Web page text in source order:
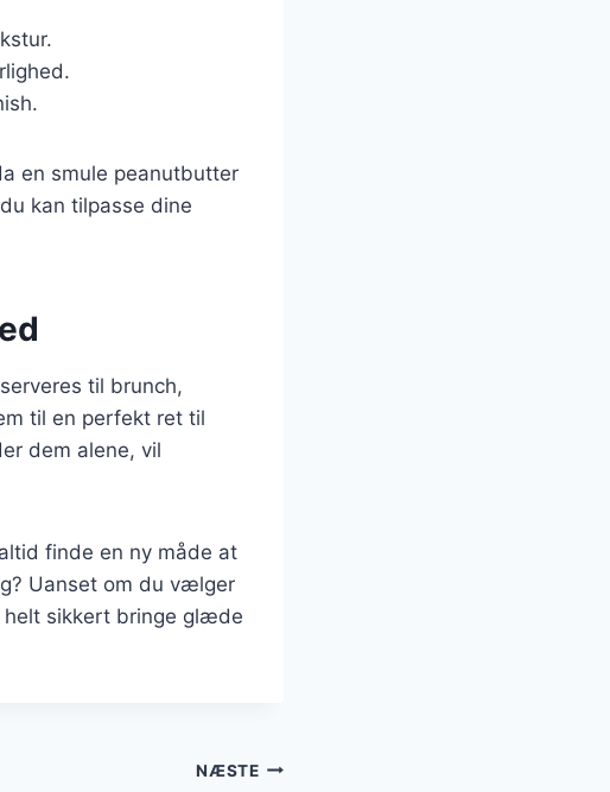
en smule peanutbutter
kan tilpasse dine
til brunch,
til en perfekt ret til
dem alene, vil
finde en ny måde at
Uanset om du vælger
helt sikkert bringe glæde
NÆSTE